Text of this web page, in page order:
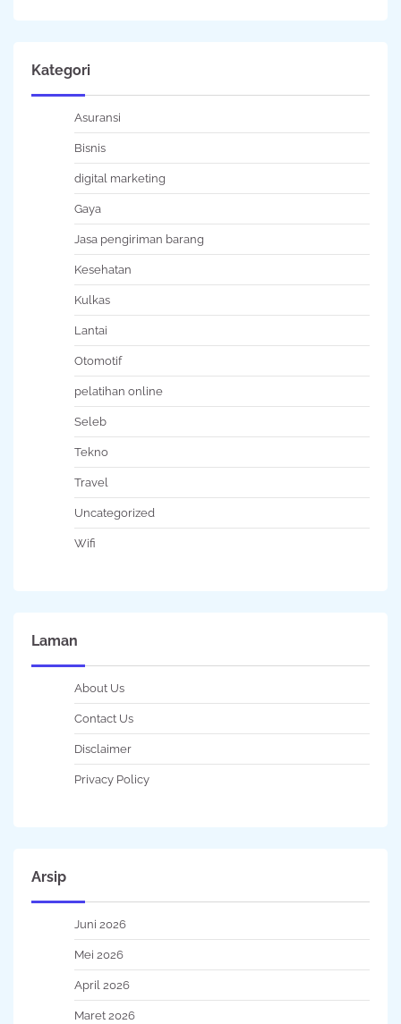
Kategori
Asuransi
Bisnis
digital marketing
Gaya
Jasa pengiriman barang
Kesehatan
Kulkas
Lantai
Otomotif
pelatihan online
Seleb
Tekno
Travel
Uncategorized
Wifi
Laman
About Us
Contact Us
Disclaimer
Privacy Policy
Arsip
Juni 2026
Mei 2026
April 2026
Maret 2026